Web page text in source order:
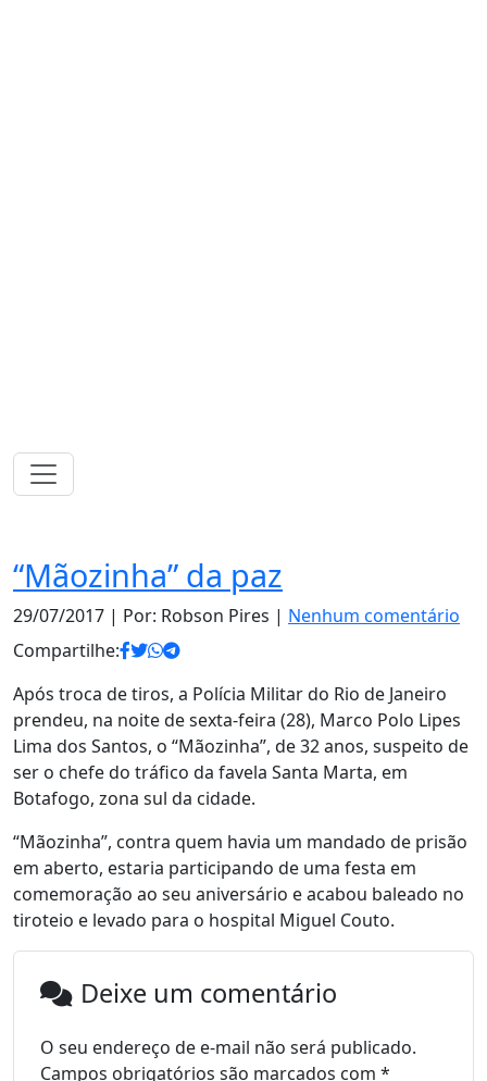
“Mãozinha” da paz
29/07/2017 | Por: Robson Pires | Nenhum comentário
Compartilhe:
Após troca de tiros, a Polícia Militar do Rio de Janeiro
prendeu, na noite de sexta-feira (28), Marco Polo Lipes
Lima dos Santos, o “Mãozinha”, de 32 anos, suspeito de
ser o chefe do tráfico da favela Santa Marta, em
Botafogo, zona sul da cidade.
“Mãozinha”, contra quem havia um mandado de prisão
em aberto, estaria participando de uma festa em
comemoração ao seu aniversário e acabou baleado no
tiroteio e levado para o hospital Miguel Couto.
Deixe um comentário
O seu endereço de e-mail não será publicado.
Campos obrigatórios são marcados com *